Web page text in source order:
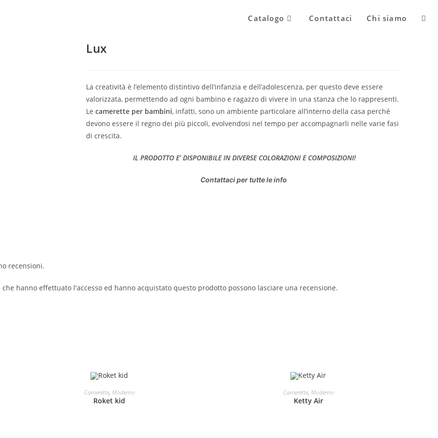
Catalogo Contattaci Chi siamo
Lux
La creatività è l’elemento distintivo dell’infanzia e dell’adolescenza, per questo deve essere
valorizzata, permettendo ad ogni bambino e ragazzo di vivere in una stanza che lo rappresenti.
Le camerette per bambini, infatti, sono un ambiente particolare all’interno della casa perché
devono essere il regno dei più piccoli, evolvendosi nel tempo per accompagnarli nelle varie fasi
di crescita.
IL PRODOTTO E’ DISPONIBILE IN DIVERSE COLORAZIONI E COMPOSIZIONI!
Contattaci per tutte le info
recensioni.
hanno effettuato l'accesso ed hanno acquistato questo prodotto possono lasciare una recensione.
LEGGI TUTTO
Camerette, Moderno
Roket kid
LEGGI TUTTO
Camerette, Moderno
Ketty Air